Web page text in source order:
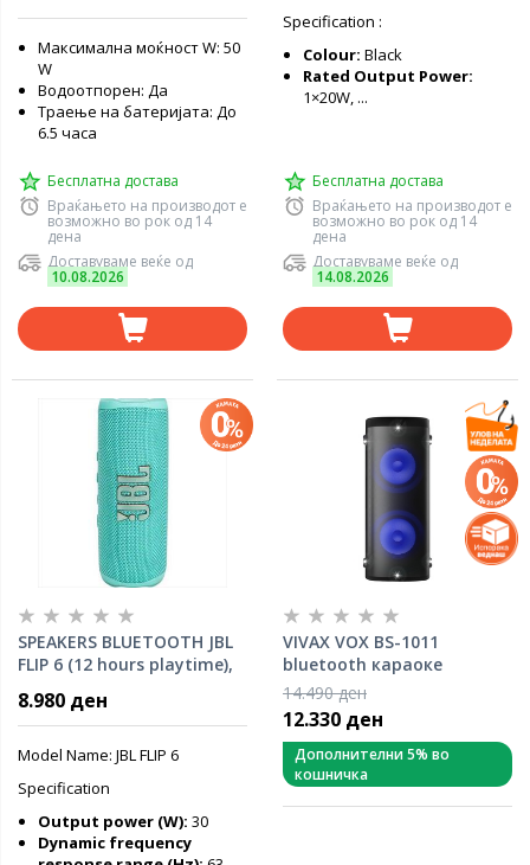
Максимална моќност W: 50
W
Водоотпорен: Да
Траење на батеријата: До
6.5 часа
Бесплатна достава
Враќањето на производот е
возможно во рок од 14
дена
Доставуваме веќе од
10.08.2026
Specification :
Colour: Black
Rated Output Power:
1×20W, ...
Бесплатна достава
Враќањето на производот е
возможно во рок од 14
дена
Доставуваме веќе од
14.08.2026
SPEAKERS BLUETOOTH JBL
FLIP 6 (12 hours playtime),
TEAL
8.980 ден
Model Name: JBL FLIP 6
Specification
Output power (W): 30
Dynamic frequency
VIVAX VOX BS-1011
bluetooth караоке
звучник
14.490 ден
12.330 ден
Дополнителни 5% во
кошничка